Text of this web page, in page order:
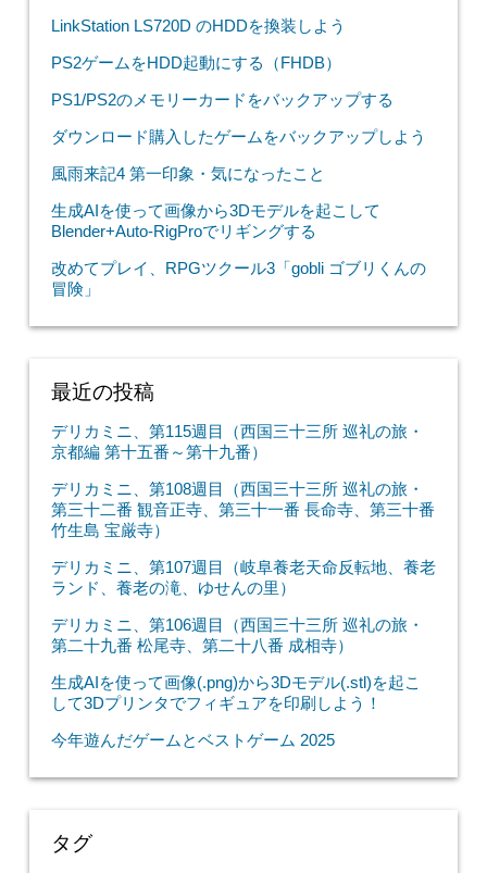
LinkStation LS720D のHDDを換装しよう
PS2ゲームをHDD起動にする（FHDB）
PS1/PS2のメモリーカードをバックアップする
ダウンロード購入したゲームをバックアップしよう
風雨来記4 第一印象・気になったこと
生成AIを使って画像から3Dモデルを起こして
Blender+Auto-RigProでリギングする
改めてプレイ、RPGツクール3「gobli ゴブリくんの
冒険」
最近の投稿
デリカミニ、第115週目（西国三十三所 巡礼の旅・
京都編 第十五番～第十九番）
デリカミニ、第108週目（西国三十三所 巡礼の旅・
第三十二番 観音正寺、第三十一番 長命寺、第三十番
竹生島 宝厳寺）
デリカミニ、第107週目（岐阜養老天命反転地、養老
ランド、養老の滝、ゆせんの里）
デリカミニ、第106週目（西国三十三所 巡礼の旅・
第二十九番 松尾寺、第二十八番 成相寺）
生成AIを使って画像(.png)から3Dモデル(.stl)を起こ
して3Dプリンタでフィギュアを印刷しよう！
今年遊んだゲームとベストゲーム 2025
タグ